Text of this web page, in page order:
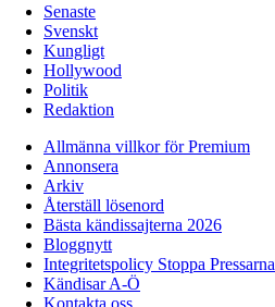
Senaste
Svenskt
Kungligt
Hollywood
Politik
Redaktion
Allmänna villkor för Premium
Annonsera
Arkiv
Återställ lösenord
Bästa kändissajterna 2026
Bloggnytt
Integritetspolicy Stoppa Pressarna
Kändisar A-Ö
Kontakta oss